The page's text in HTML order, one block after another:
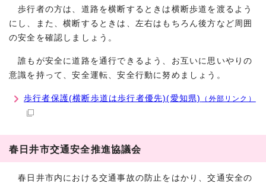
歩行者の方は、道路を横断するときは横断歩道を渡るよう
にし、また、横断するときは、左右はもちろん後方など周囲
の安全を確認しましょう。
誰もが安全に道路を通行できるよう、お互いに思いやりの
意識を持って、安全運転、安全行動に努めましょう。
歩行者保護(横断歩道は歩行者優先)(愛知県) （外部リンク）
春日井市交通安全推進協議会
春日井市内における交通事故の防止をはかり、交通安全の